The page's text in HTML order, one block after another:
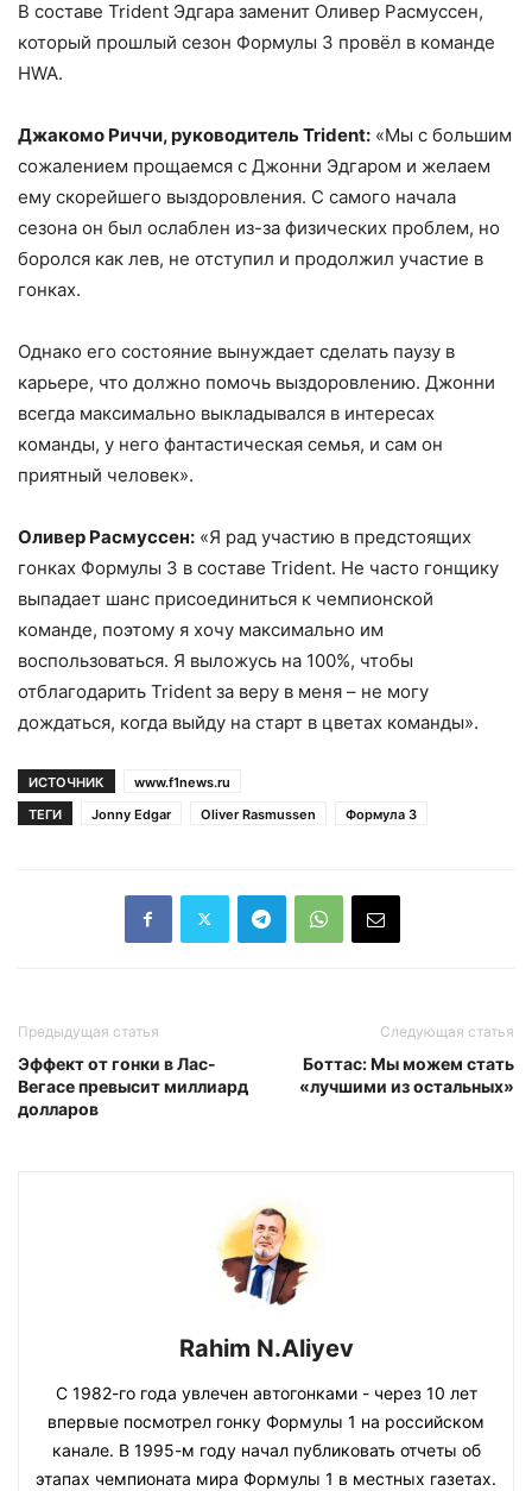
В составе Trident Эдгара заменит Оливер Расмуссен,
который прошлый сезон Формулы 3 провёл в команде
HWA.
Джакомо Риччи, руководитель Trident: «Мы с большим
сожалением прощаемся с Джонни Эдгаром и желаем
ему скорейшего выздоровления. С самого начала
сезона он был ослаблен из-за физических проблем, но
боролся как лев, не отступил и продолжил участие в
гонках.
Однако его состояние вынуждает сделать паузу в
карьере, что должно помочь выздоровлению. Джонни
всегда максимально выкладывался в интересах
команды, у него фантастическая семья, и сам он
приятный человек».
Оливер Расмуссен: «Я рад участию в предстоящих
гонках Формулы 3 в составе Trident. Не часто гонщику
выпадает шанс присоединиться к чемпионской
команде, поэтому я хочу максимально им
воспользоваться. Я выложусь на 100%, чтобы
отблагодарить Trident за веру в меня – не могу
дождаться, когда выйду на старт в цветах команды».
ИСТОЧНИК
www.f1news.ru
ТЕГИ
Jonny Edgar Oliver Rasmussen Формула 3
Предыдущая статья
Эффект от гонки в Лас-
Вегасе превысит миллиард
долларов
Следующая статья
Боттас: Мы можем стать
«лучшими из остальных»
Rahim N.Aliyev
С 1982-го года увлечен автогонками - через 10 лет
впервые посмотрел гонку Формулы 1 на российском
канале. В 1995-м году начал публиковать отчеты об
этапах чемпионата мира Формулы 1 в местных газетах.